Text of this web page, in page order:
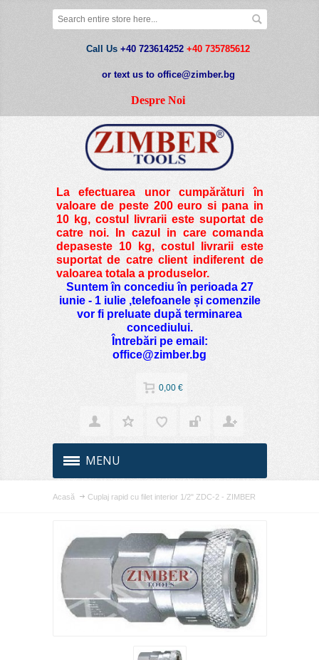
Call Us +40 723614252 +40 735785612
or text us to office@zimber.bg
Despre Noi
La efectuarea unor cumpărături în
valoare de peste200 euro si pana in
10 kg, costul livrarii este suportat de
catre noi. In cazul in care comanda
depaseste 10 kg, costul livrarii este
suportat de catre client indiferent de
valoarea totala a produselor.
Suntem în concediu în perioada 27
iunie - 1 iulie ,telefoanele și comenzile
vor fi preluate după terminarea
concediului.
Întrebări pe email:
office@zimber.bg
0,00 €
MENU
Acasă Cuplaj rapid cu filet interior 1/2" ZDC-2 - ZIMBER